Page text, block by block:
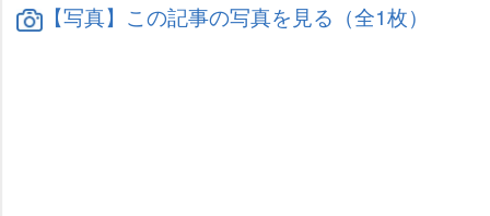
【写真】この記事の写真を見る（全1枚）